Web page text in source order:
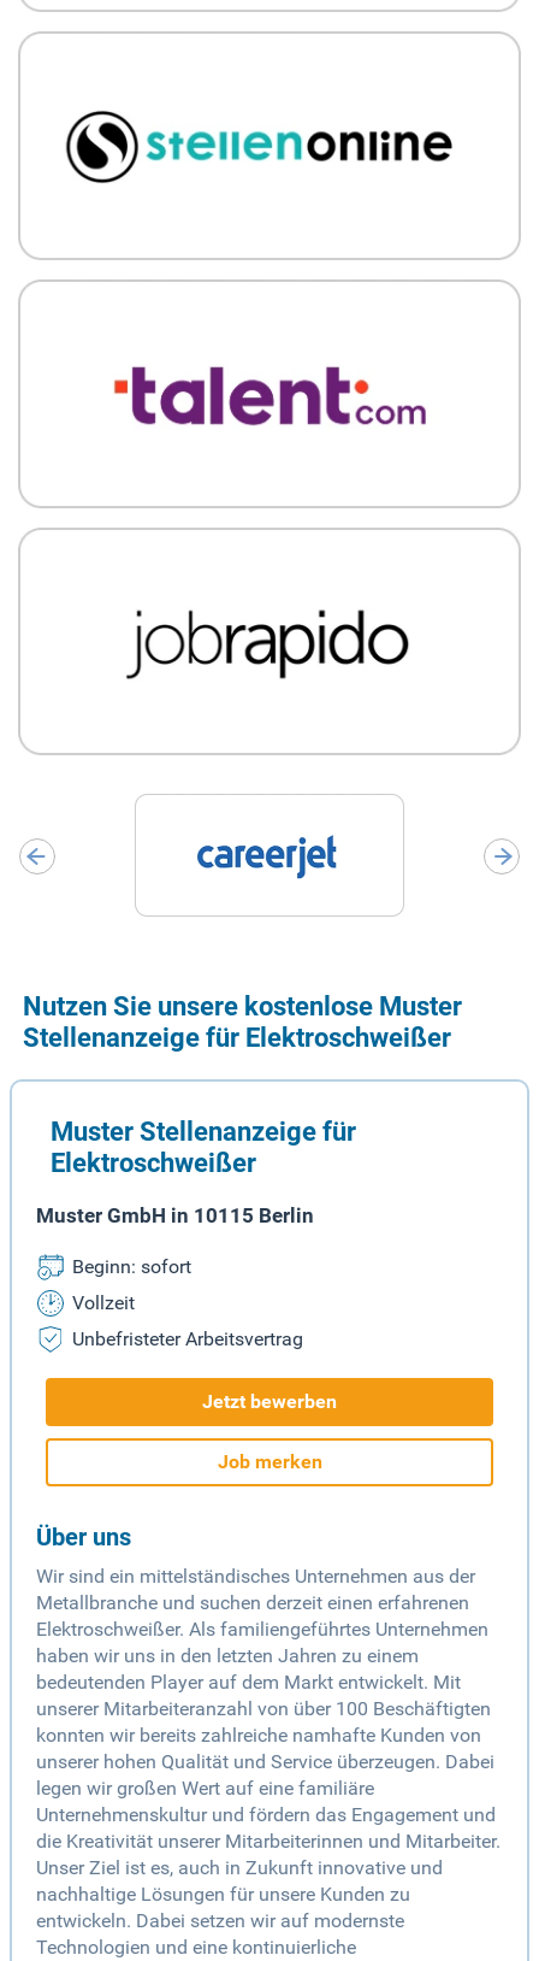
Nutzen Sie unsere kostenlose Muster
Stellenanzeige für Elektroschweißer
Muster Stellenanzeige für
Elektroschweißer
Muster GmbH in 10115 Berlin
Beginn: sofort
Vollzeit
Unbefristeter Arbeitsvertrag
Jetzt bewerben
Job merken
Über uns
Wir sind ein mittelständisches Unternehmen aus der
Metallbranche und suchen derzeit einen erfahrenen
Elektroschweißer. Als familiengeführtes Unternehmen
haben wir uns in den letzten Jahren zu einem
bedeutenden Player auf dem Markt entwickelt. Mit
unserer Mitarbeiteranzahl von über 100 Beschäftigten
konnten wir bereits zahlreiche namhafte Kunden von
unserer hohen Qualität und Service überzeugen. Dabei
legen wir großen Wert auf eine familiäre
Unternehmenskultur und fördern das Engagement und
die Kreativität unserer Mitarbeiterinnen und Mitarbeiter.
Unser Ziel ist es, auch in Zukunft innovative und
nachhaltige Lösungen für unsere Kunden zu
entwickeln. Dabei setzen wir auf modernste
Technologien und eine kontinuierliche